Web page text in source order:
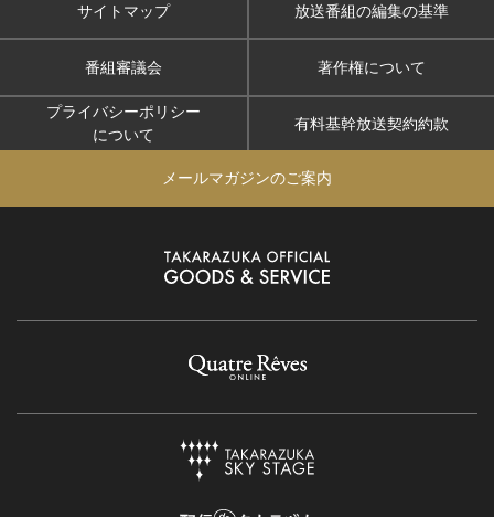
サイトマップ 放送番組の編集の基準
番組審議会 著作権について
プライバシーポリシー
について
有料基幹放送契約約款
メールマガジンのご案内